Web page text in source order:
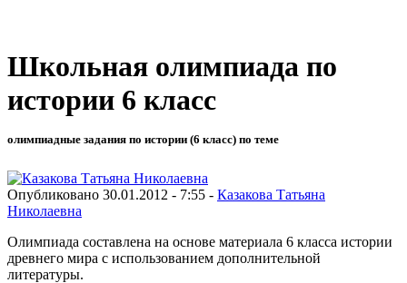
Школьная олимпиада по
истории 6 класс
олимпиадные задания по истории (6 класс) по теме
Опубликовано 30.01.2012 - 7:55 - Казакова Татьяна
Николаевна
Олимпиада составлена на основе материала 6 класса истории
древнего мира с использованием дополнительной
литературы.